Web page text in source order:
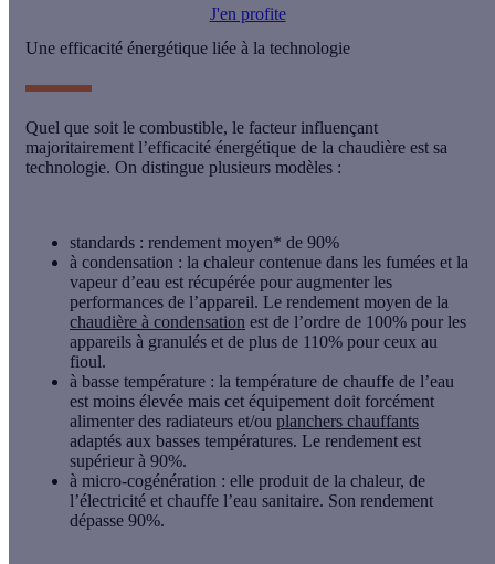
J'en profite
Une efficacité énergétique liée à la technologie
Quel que soit le combustible, le facteur influençant
majoritairement l’efficacité énergétique de la chaudière est sa
technologie. On distingue plusieurs modèles :
standards : rendement moyen* de 90%
à condensation : la chaleur contenue dans les fumées et la
vapeur d’eau est récupérée pour augmenter les
performances de l’appareil. Le rendement moyen de la
chaudière à condensation est de l’ordre de 100% pour les
appareils à granulés et de plus de 110% pour ceux au
fioul.
à basse température : la température de chauffe de l’eau
est moins élevée mais cet équipement doit forcément
alimenter des radiateurs et/ou planchers chauffants
adaptés aux basses températures. Le rendement est
supérieur à 90%.
à micro-cogénération : elle produit de la chaleur, de
l’électricité et chauffe l’eau sanitaire. Son rendement
dépasse 90%.